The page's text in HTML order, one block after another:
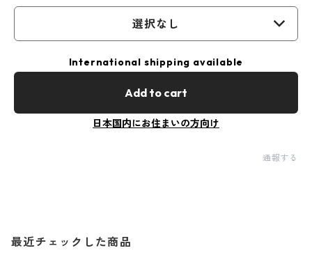
選択なし
International shipping available
Add to cart
日本国内にお住まいの方向け
通報する
最近チェックした商品